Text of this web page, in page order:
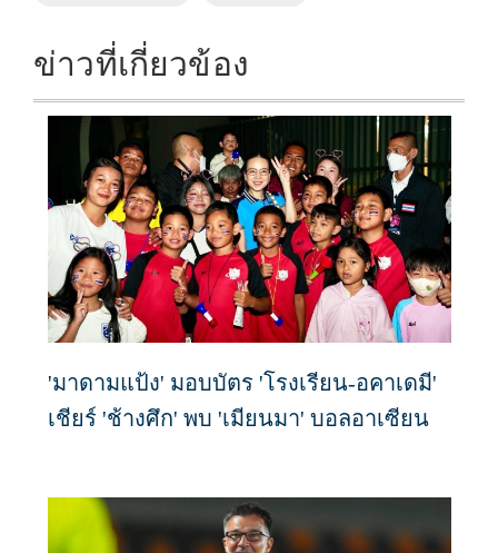
ข่าวที่เกี่ยวข้อง
'มาดามแป้ง' มอบบัตร 'โรงเรียน-อคาเดมี'
เชียร์ 'ช้างศึก' พบ 'เมียนมา' บอลอาเซียน